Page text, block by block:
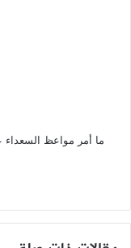
ما أمر مواعظ